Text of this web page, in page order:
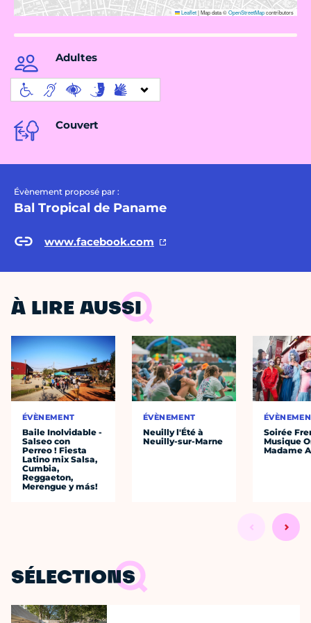
Leaflet|Map data ©OpenStreetMapcontributors
Adultes
Couvert
Évènement proposé par :
Bal Tropical de Paname
www.facebook.com
À LIRE AUSSI
ÉVÈNEMENT
Baile Inolvidable -
Salseo con
Perreo ! Fiesta
Latino mix Salsa,
Cumbia,
Reggaeton,
Merengue y más!
ÉVÈNEMENT
Neuilly l'Été à
Neuilly-sur-Marne
Soirée
Musique
Madame
SÉLECTIONS